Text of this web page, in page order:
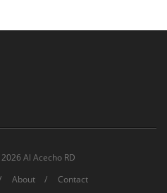
2026 Al Acecho RD
About Contact